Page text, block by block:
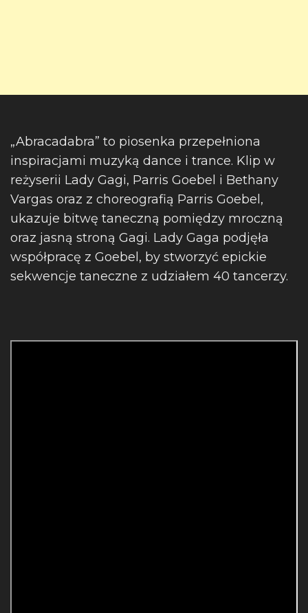
„Abracadabra” to piosenka przepełniona
inspiracjami muzyką dance i trance. Klip w
reżyserii Lady Gagi, Parris Goebel i Bethany
Vargas oraz z choreografią Parris Goebel,
ukazuje bitwę taneczną pomiędzy mroczną
oraz jasną stroną Gagi. Lady Gaga podjęła
współpracę z Goebel, by stworzyć epickie
sekwencje taneczne z udziałem 40 tancerzy.